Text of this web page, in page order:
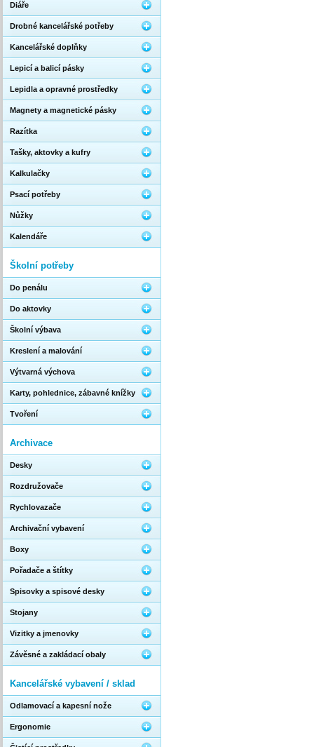
Diáře
Drobné kancelářské potřeby
Kancelářské doplňky
Lepicí a balicí pásky
Lepidla a opravné prostředky
Magnety a magnetické pásky
Razítka
Tašky, aktovky a kufry
Kalkulačky
Psací potřeby
Nůžky
Kalendáře
Školní potřeby
Do penálu
Do aktovky
Školní výbava
Kreslení a malování
Výtvarná výchova
Karty, pohlednice, zábavné knížky
Tvoření
Archivace
Desky
Rozdružovače
Rychlovazače
Archivační vybavení
Boxy
Pořadače a štítky
Spisovky a spisové desky
Stojany
Vizitky a jmenovky
Závěsné a zakládací obaly
Kancelářské vybavení / sklad
Odlamovací a kapesní nože
Ergonomie